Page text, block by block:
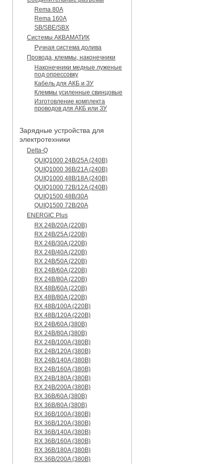
Rema 80A
Rema 160A
SB/SBE/SBX
Системы АКВАМАТИК
Ручная система долива
Провода, клеммы, наконечники
Наконечники медные луженые
под опрессовку
Кабель для АКБ и ЗУ
Клеммы усиленные свинцовые
Изготовление комплекта
проводов для АКБ или ЗУ
Зарядные устройства для
электротехники
Delta-Q
QUIQ1000 24B/25A (240B)
QUIQ1000 36B/21A (240B)
QUIQ1000 48B/18A (240B)
QUIQ1000 72B/12A (240B)
QUIQ1500 48B/30A
QUIQ1500 72B/20A
ENERGIC Plus
RX 24B/20A (220B)
RX 24B/25A (220B)
RX 24B/30A (220B)
RX 24B/40A (220B)
RX 24B/50A (220B)
RX 24B/60A (220B)
RX 24B/80A (220B)
RX 48B/60A (220B)
RX 48B/80A (220B)
RX 48B/100A (220B)
RX 48B/120A (220B)
RX 24B/60A (380B)
RX 24B/80A (380B)
RX 24B/100A (380B)
RX 24B/120A (380B)
RX 24B/140A (380B)
RX 24B/160A (380B)
RX 24B/180A (380B)
RX 24B/200A (380B)
RX 36B/60A (380B)
RX 36B/80A (380B)
RX 36B/100A (380B)
RX 36B/120A (380B)
RX 36B/140A (380B)
RX 36B/160A (380B)
RX 36B/180A (380B)
RX 36B/200A (380B)